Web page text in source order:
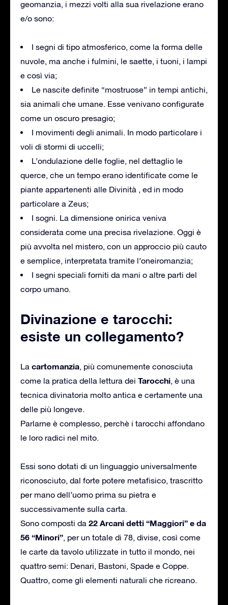
geomanzia, i mezzi volti alla sua rivelazione erano
e/o sono:
I segni di tipo atmosferico, come la forma delle
nuvole, ma anche i fulmini, le saette, i tuoni, i lampi
e così via;
Le nascite definite “mostruose” in tempi antichi,
sia animali che umane. Esse venivano configurate
come un oscuro presagio;
I movimenti degli animali. In modo particolare i
voli di stormi di uccelli;
L’ondulazione delle foglie, nel dettaglio le
querce, che un tempo erano identificate come le
piante appartenenti alle Divinità , ed in modo
particolare a Zeus;
I sogni. La dimensione onirica veniva
considerata come una precisa rivelazione. Oggi è
più avvolta nel mistero, con un approccio più cauto
e semplice, interpretata tramite l’oneiromanzia;
I segni speciali forniti da mani o altre parti del
corpo umano.
Divinazione e tarocchi:
esiste un collegamento?
La cartomanzia, più comunemente conosciuta
come la pratica della lettura dei Tarocchi, è una
tecnica divinatoria molto antica e certamente una
delle più longeve.
Parlarne è complesso, perchè i tarocchi affondano
le loro radici nel mito.
Essi sono dotati di un linguaggio universalmente
riconosciuto, dal forte potere metafisico, trascritto
per mano dell’uomo prima su pietra e
successivamente sulla carta.
Sono composti da 22 Arcani detti “Maggiori” e da
56 “Minori”, per un totale di 78, divise, così come
le carte da tavolo utilizzate in tutto il mondo, nei
quattro semi: Denari, Bastoni, Spade e Coppe.
Quattro, come gli elementi naturali che ricreano.